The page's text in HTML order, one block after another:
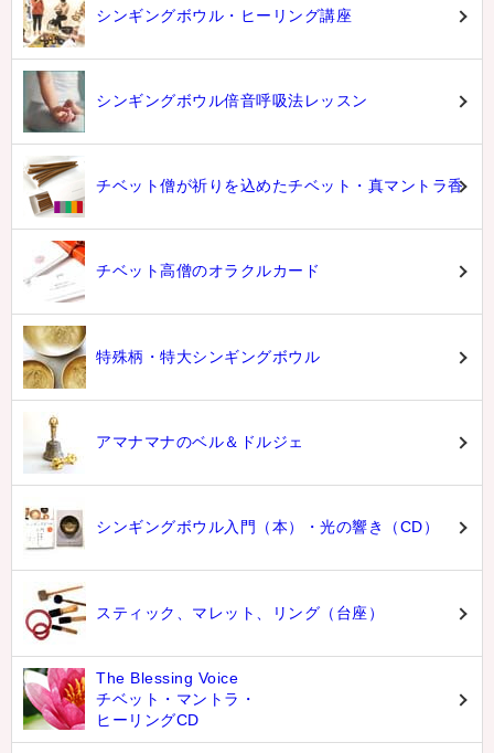
シンギングボウル・ヒーリング講座
シンギングボウル倍音呼吸法レッスン
チベット僧が祈りを込めたチベット・真マントラ香
チベット高僧のオラクルカード
特殊柄・特大シンギングボウル
アマナマナのベル＆ドルジェ
シンギングボウル入門（本）・光の響き（CD）
スティック、マレット、リング（台座）
The Blessing Voice
チベット・マントラ・
ヒーリングCD